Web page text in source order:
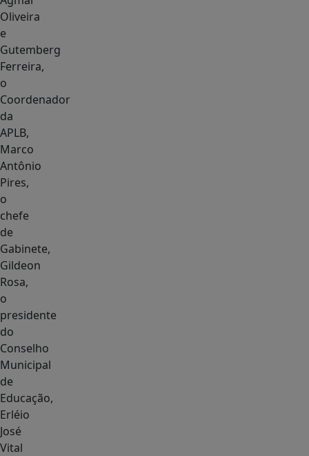
Oliveira
e
Gutemberg
Ferreira,
o
Coordenador
da
APLB,
Marco
Antônio
Pires,
o
chefe
de
Gabinete,
Gildeon
Rosa,
o
presidente
do
Conselho
Municipal
de
Educação,
Erléio
José
Vital